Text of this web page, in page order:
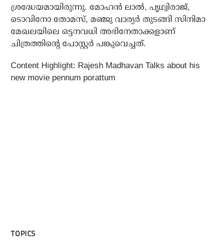
ശ്രദ്ധേയമായിരുന്നു. മോഹന്‍ ലാല്‍, പൃഥ്വിരാജ്,
ടൊവിനോ തോമസ്, മഞ്ജു വാര്യര്‍ തുടങ്ങി സിനിമാ
മേഖലയിലെ ഒട്ടനവധി അഭിനേതാക്കളാണ്
ചിത്രത്തിന്റെ പോസ്റ്റര്‍ പങ്കുവെച്ചത്.
Content Highlight: Rajesh Madhavan Talks about his
new movie pennum porattum
TOPICS